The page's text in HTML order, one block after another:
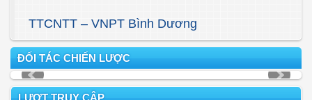
TTCNTT – VNPT Bình Dương
ĐỐI TÁC CHIẾN LƯỢC
LƯỢT TRUY CẬP